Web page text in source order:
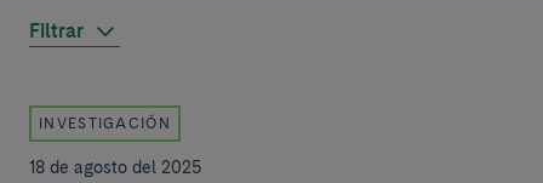
Filtrar
INVESTIGACIÓN
18 de agosto del 2025